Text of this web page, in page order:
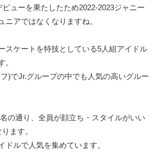
ューを果たしたため2022‐2023ジャニー
ニアではなくなりますね。
スケートを特技としている5人組アイドル
。
)でJr.グループの中でも人気の高いグルー
の通り、全員が顔立ち・スタイルがいい
ます。
ドルで人気を集めています。